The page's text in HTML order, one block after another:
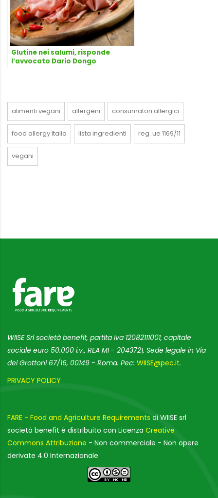
Glutine nei salumi, risponde
l’avvocato Dario Dongo
alimenti vegani allergeni consumatori allergici
food allergy italia lista ingredienti reg. ue 1169/11
vegani
WIISE Srl società benefit, partita Iva 12082111001, capitale
sociale euro 50.000 i.v., REA MI - 2043721, Sede legale in Via
dei Grottoni 67/16, 00149 - Roma. Pec: WIISE@pec.it.
PRIVACY POLICY
FARE - Food and Agriculture Requirements di WIISE srl
società benefit è distribuito con Licenza Creative
Commons Attribuzione - Non commerciale - Non opere
derivate 4.0 Internazionale